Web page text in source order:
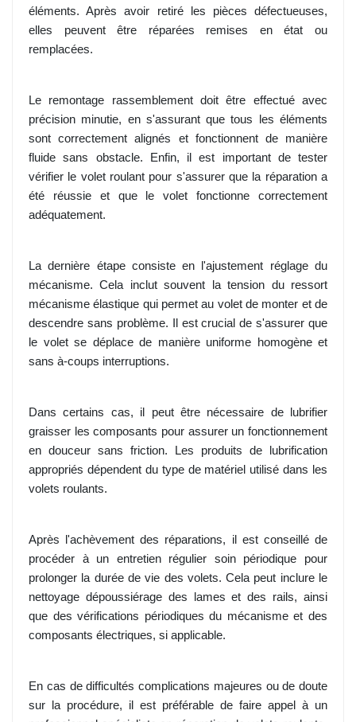
éléments. Après avoir retiré les pièces défectueuses,
elles peuvent être réparées remises en état ou
remplacées.
Le remontage rassemblement doit être effectué avec
précision minutie, en s'assurant que tous les éléments
sont correctement alignés et fonctionnent de manière
fluide sans obstacle. Enfin, il est important de tester
vérifier le volet roulant pour s'assurer que la réparation a
été réussie et que le volet fonctionne correctement
adéquatement.
La dernière étape consiste en l'ajustement réglage du
mécanisme. Cela inclut souvent la tension du ressort
mécanisme élastique qui permet au volet de monter et de
descendre sans problème. Il est crucial de s'assurer que
le volet se déplace de manière uniforme homogène et
sans à-coups interruptions.
Dans certains cas, il peut être nécessaire de lubrifier
graisser les composants pour assurer un fonctionnement
en douceur sans friction. Les produits de lubrification
appropriés dépendent du type de matériel utilisé dans les
volets roulants.
Après l'achèvement des réparations, il est conseillé de
procéder à un entretien régulier soin périodique pour
prolonger la durée de vie des volets. Cela peut inclure le
nettoyage dépoussiérage des lames et des rails, ainsi
que des vérifications périodiques du mécanisme et des
composants électriques, si applicable.
En cas de difficultés complications majeures ou de doute
sur la procédure, il est préférable de faire appel à un